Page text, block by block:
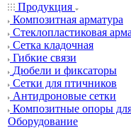
Продукция
Композитная арматура
Cтеклопластиковая
Сетка кладочная
Гибкие связи
Дюбели и фиксаторы
Сетки для птичников
Антидроновые сетки
Композитные опоры
Оборудование